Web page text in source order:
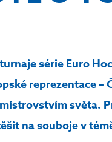
série Euro
reprezentace –
světa.
na souboje v